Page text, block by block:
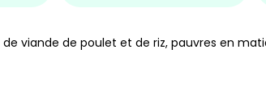
viande de poulet et de riz, pauvres en